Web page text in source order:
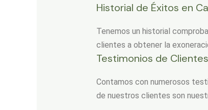
Historial de Éxitos en
Tenemos un historial
clientes a obtener la
Testimonios de
Contamos con numerosos
de nuestros clientes son